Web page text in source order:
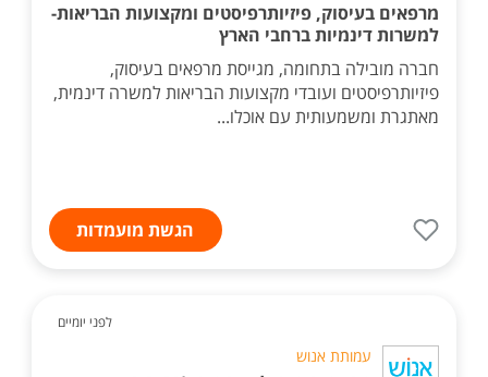
מרפאים בעיסוק, פיזיותרפיסטים ומקצועות הבריאות-
למשרות דינמיות ברחבי הארץ
חברה מובילה בתחומה, מגייסת מרפאים בעיסוק,
פיזיותרפיסטים ועובדי מקצועות הבריאות למשרה דינמית,
מאתגרת ומשמעותית עם אוכלו...
הגשת מועמדות
לפני יומיים
עמותת אנוש